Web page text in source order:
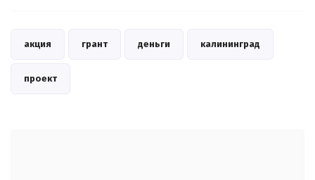
акция грант деньги калининград
проект